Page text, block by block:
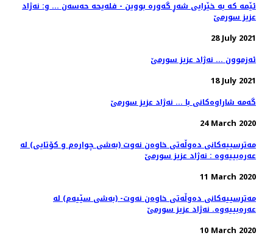
ئێمه‌ كه‌ به‌ خێرایی شه‌ڕ گه‌وره‌ بووین - فله‌یحه حه‌سه‌ن‌ ... و: نه‌ژاد
عزیز سورمێ
28 July 2021
ئەزموون ... نەژاد عزیز سورمێ
18 July 2021
گه‌مه‌ شاراوه‌كانی با ... نه‌ژاد عزیز سورمێ
24 March 2020
مه‌ترسییه‌كانی ده‌وڵه‌تی خاوه‌ن نه‌وت (به‌شی چواره‌م و كۆتایی) له‌
عه‌ره‌بییه‌وه‌ : نه‌ژاد عزیز سورمێ
11 March 2020
مه‌ترسییه‌كانی ده‌وڵه‌تی خاوه‌ن نه‌وت- (به‌شی سێیه‌م) له‌
عه‌ره‌بییه‌وه. نه‌ژاد عزیز سورمێ
10 March 2020